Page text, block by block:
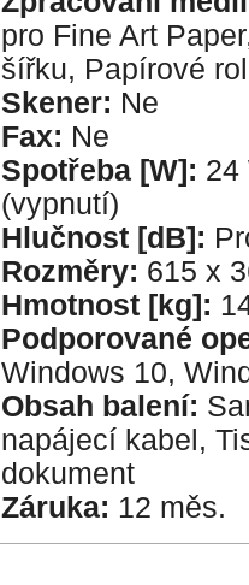
pro Fine Art
šířku, Papírové
Skener: Ne
Fax: Ne
Spotřeba [W]: 24
(vypnutí)
Hlučnost [dB]:
Rozměry: 615 x
Hmotnost [kg]:
Podporované
Windows 10,
Obsah balení:
napájecí kabel,
dokument
Záruka: 12 měs.